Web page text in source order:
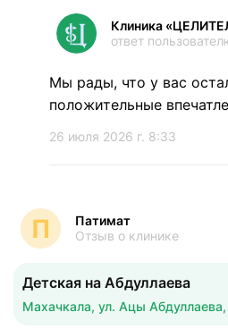
Клиника
ответ
Мы рады, что у вас
положительные
26 июля 2026 г. 8:33
П
Патимат
Отзыв о клинике
Детская на Абдуллаева
Махачкала, ул. Ацы